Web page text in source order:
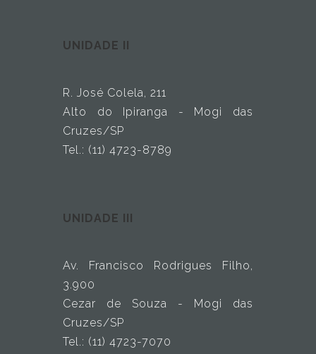
UNIDADE II
R. José Colela, 211
Alto do Ipiranga - Mogi das
Cruzes/SP
Tel.: (11) 4723-8789
UNIDADE III
Av. Francisco Rodrigues Filho,
3.900
Cezar de Souza - Mogi das
Cruzes/SP
Tel.: (11) 4723-7070